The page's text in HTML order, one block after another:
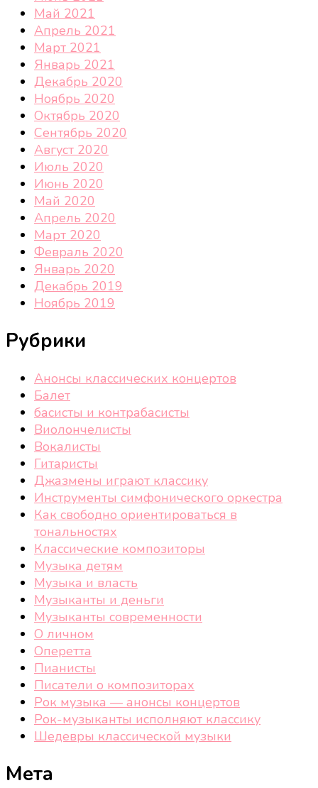
Май 2021
Апрель 2021
Март 2021
Январь 2021
Декабрь 2020
Ноябрь 2020
Октябрь 2020
Сентябрь 2020
Август 2020
Июль 2020
Июнь 2020
Май 2020
Апрель 2020
Март 2020
Февраль 2020
Январь 2020
Декабрь 2019
Ноябрь 2019
Рубрики
Анонсы классических концертов
Балет
басисты и контрабасисты
Виолончелисты
Вокалисты
Гитаристы
Джазмены играют классику
Инструменты симфонического оркестра
Как свободно ориентироваться в
тональностях
Классические композиторы
Музыка детям
Музыка и власть
Музыканты и деньги
Музыканты современности
О личном
Оперетта
Пианисты
Писатели о композиторах
Рок музыка — анонсы концертов
Рок-музыканты исполняют классику
Шедевры классической музыки
Мета